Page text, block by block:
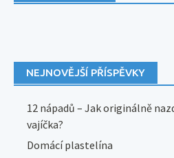
NEJNOVĚJŠÍ PŘÍSPĚVKY
12 nápadů – Jak originálně
vajíčka?
Domácí plastelína